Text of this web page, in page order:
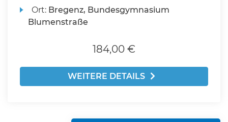
Ort: Bregenz, Bundesgymnasium
Blumenstraße
184,00 €
WEITERE DETAILS